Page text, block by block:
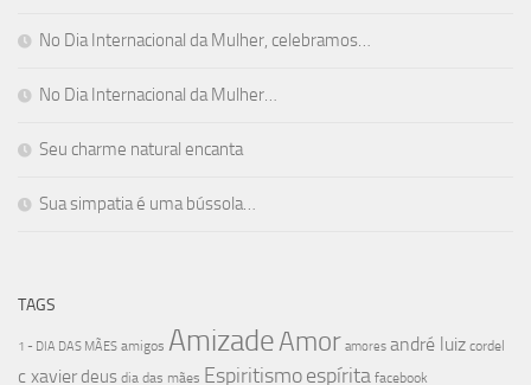
No Dia Internacional da Mulher, celebramos…
No Dia Internacional da Mulher…
Seu charme natural encanta
Sua simpatia é uma bússola…
TAGS
1 - DIA DAS MÃES amigos AmizadeAmor amores andré luiz cordel
c xavier deus dia das mães Espiritismoespírita facebook